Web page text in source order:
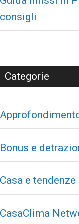
consigli
Categorie
Bonus e
Casa e tendenze
CasaClima